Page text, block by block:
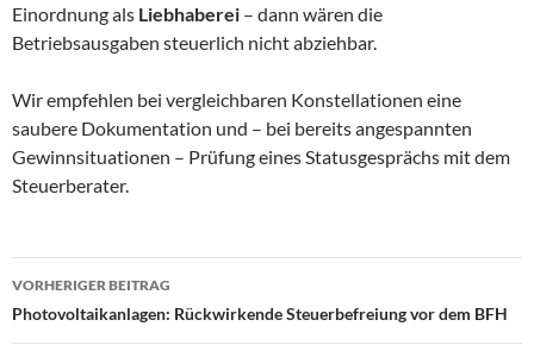
Einordnung als Liebhaberei – dann wären die
Betriebsausgaben steuerlich nicht abziehbar.
Wir empfehlen bei vergleichbaren Konstellationen eine
saubere Dokumentation und – bei bereits angespannten
Gewinnsituationen – Prüfung eines Statusgesprächs mit dem
Steuerberater.
Beitragsnavigation
VORHERIGER BEITRAG
Photovoltaikanlagen: Rückwirkende Steuerbefreiung vor dem BFH